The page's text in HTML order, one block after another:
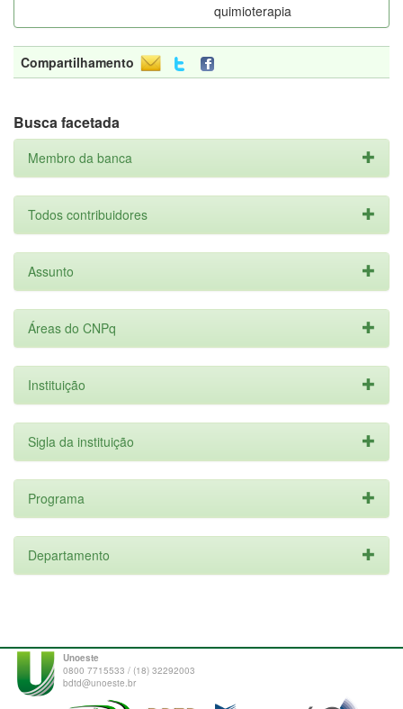
quimioterapia
Compartilhamento
Busca facetada
Membro da banca
Todos contribuidores
Assunto
Áreas do CNPq
Instituição
Sigla da instituição
Programa
Departamento
Unoeste
0800 7715533 / (18) 32292003
bdtd@unoeste.br